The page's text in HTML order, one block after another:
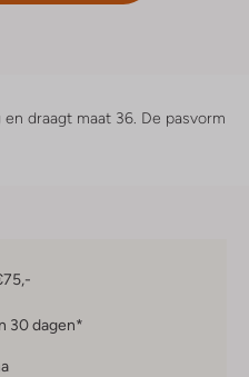
draagt maat 36. De pasvorm
30 dagen*